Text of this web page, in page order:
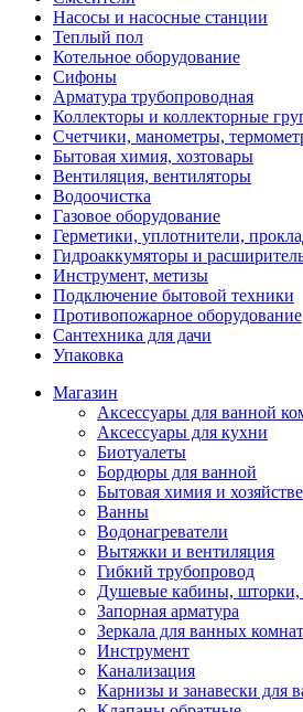
Насосы и насосные станции
Теплый пол
Котельное оборудование
Сифоны
Арматура трубопроводная
Коллекторы и коллекторные
Счетчики, манометры,
Бытовая химия, хозтовары
Вентиляция, вентиляторы
Водоочистка
Газовое оборудование
Герметики, уплотнители,
Гидроаккумяторы и
Инструмент, метизы
Подключение бытовой техники
Противопожарное оборудование
Сантехника для дачи
Упаковка
Магазин
Аксессуары для ванной
Аксессуары для кухни
Биотуалеты
Бордюры для ванной
Бытовая химия и
Ванны
Водонагреватели
Вытяжки и вентиляция
Гибкий трубопровод
Душевые кабины,
Запорная арматура
Зеркала для ванных комнат
Инструмент
Канализация
Карнизы и занавески для